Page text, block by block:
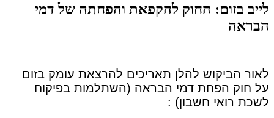
לייב בזום: החוק להקפאת והפחתה של דמי
הבראה
לאור הביקוש להלן תאריכים להרצאת עומק בזום
על חוק הפחת דמי הבראה (השתלמות בפיקוח
לשכת רואי חשבון) :